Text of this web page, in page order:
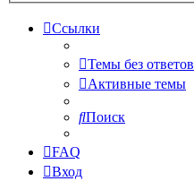
Ссылки
Темы без ответов
Активные темы
Поиск
FAQ
Вход